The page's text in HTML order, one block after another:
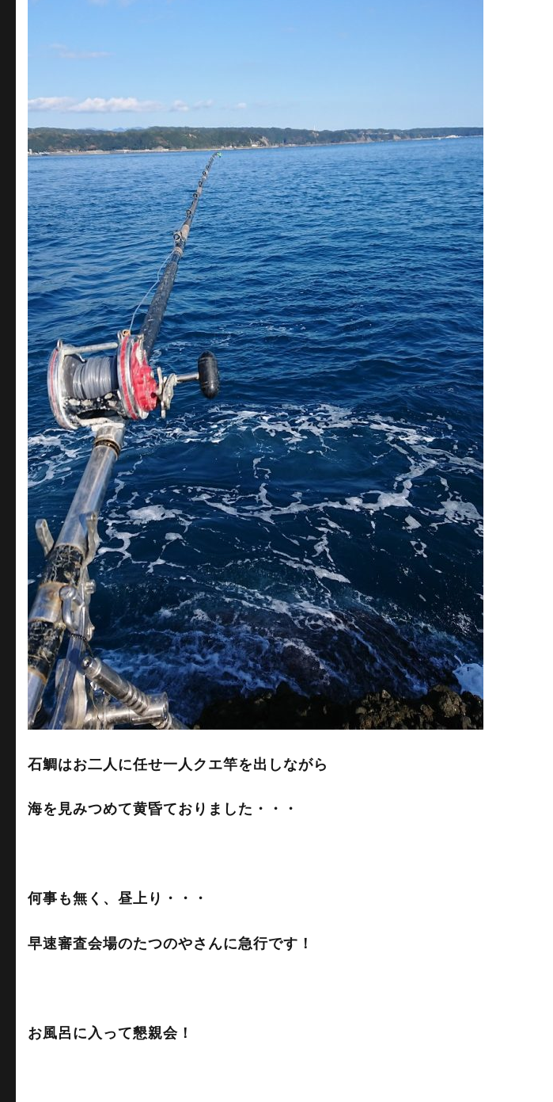
石鯛はお二人に任せ一人クエ竿を出しながら
海を見みつめて黄昏ておりました・・・
何事も無く、昼上り・・・
早速審査会場のたつのやさんに急行です！
お風呂に入って懇親会！